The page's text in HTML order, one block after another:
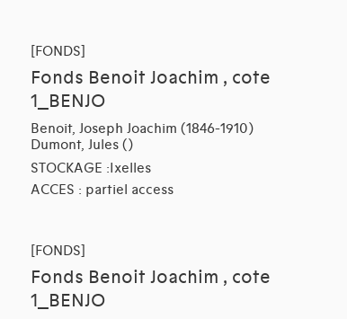
[FONDS]
Fonds Benoit Joachim , cote
1_BENJO
Benoit, Joseph Joachim (1846-1910)
Dumont, Jules ()
STOCKAGE :Ixelles
ACCES : partiel access
[FONDS]
Fonds Benoit Joachim , cote
1_BENJO